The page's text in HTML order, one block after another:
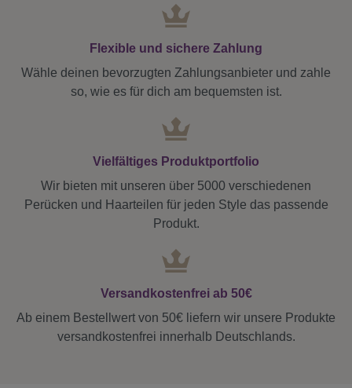
Flexible und sichere Zahlung
Wähle deinen bevorzugten Zahlungsanbieter und zahle
so, wie es für dich am bequemsten ist.
Vielfältiges Produktportfolio
Wir bieten mit unseren über 5000 verschiedenen
Perücken und Haarteilen für jeden Style das passende
Produkt.
Versandkostenfrei ab 50€
Ab einem Bestellwert von 50€ liefern wir unsere Produkte
versandkostenfrei innerhalb Deutschlands.